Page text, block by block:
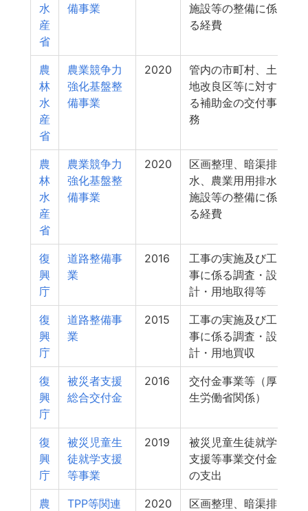
水
産
省
備事業
施設等の整備に係
る経費
農
林
水
産
省
農業競争力
強化基盤整
備事業
2020
管内の市町村、土
地改良区等に対す
る補助金の交付事
務
農
林
水
産
省
農業競争力
強化基盤整
備事業
2020
区画整理、暗渠排
水、農業用用排水
施設等の整備に係
る経費
復
興
庁
道路整備事
業
2016
工事の実施及び工
事に係る調査・設
計・用地取得等
復
興
庁
道路整備事
業
2015
工事の実施及び工
事に係る調査・設
計・用地買収
復
興
庁
被災者支援
総合交付金
2016
交付金事業等（厚
生労働省関係）
復
興
庁
被災児童生
徒就学支援
等事業
2019
被災児童生徒就学
支援等事業交付金
の支出
農
TPP等関連
2020
区画整理、暗渠排